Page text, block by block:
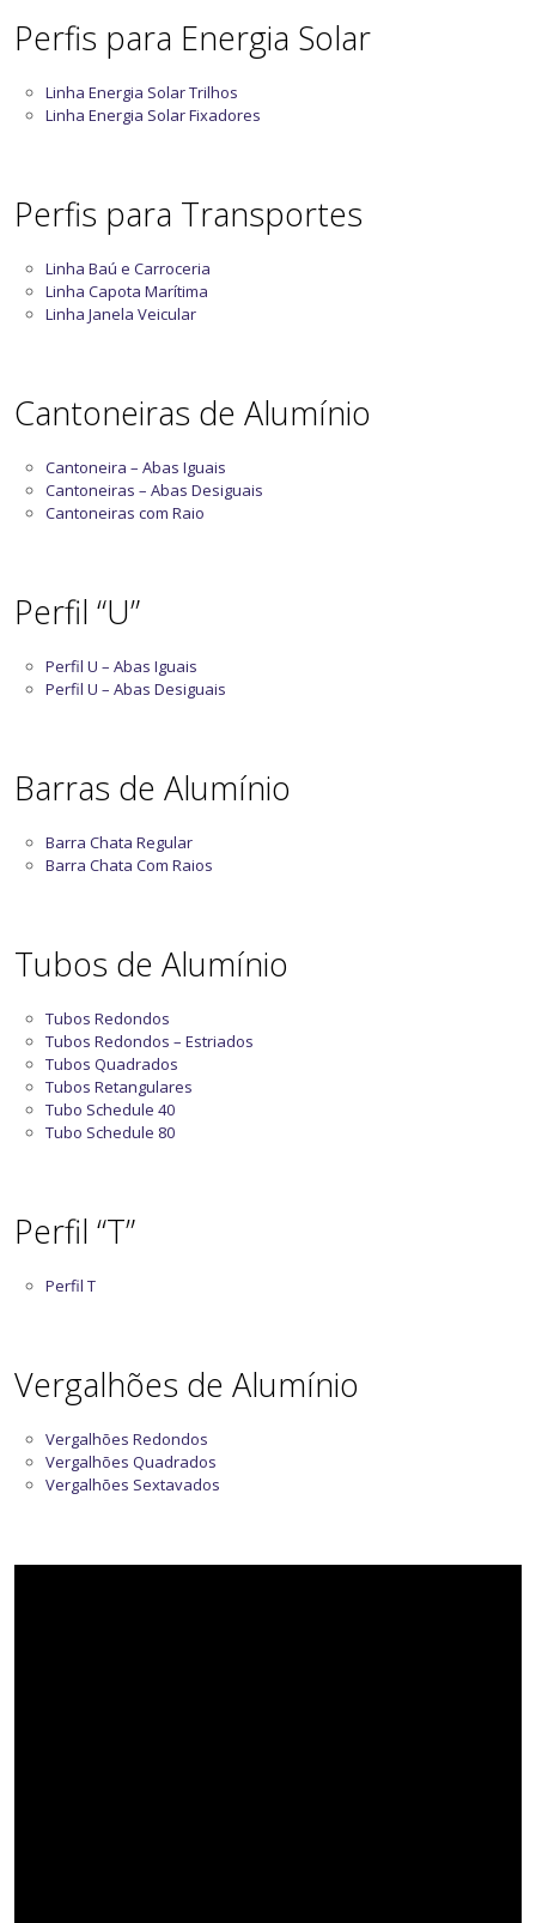
Perfis para Energia Solar
Linha Energia Solar Trilhos
Linha Energia Solar Fixadores
Perfis para Transportes
Linha Baú e Carroceria
Linha Capota Marítima
Linha Janela Veicular
Cantoneiras de Alumínio
Cantoneira – Abas Iguais
Cantoneiras – Abas Desiguais
Cantoneiras com Raio
Perfil “U”
Perfil U – Abas Iguais
Perfil U – Abas Desiguais
Barras de Alumínio
Barra Chata Regular
Barra Chata Com Raios
Tubos de Alumínio
Tubos Redondos
Tubos Redondos – Estriados
Tubos Quadrados
Tubos Retangulares
Tubo Schedule 40
Tubo Schedule 80
Perfil “T”
Perfil T
Vergalhões de Alumínio
Vergalhões Redondos
Vergalhões Quadrados
Vergalhões Sextavados